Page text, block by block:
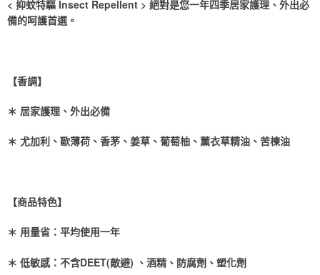
< 抑蚊特驅 Insect Repellent > 絕對是您一年四季居家護理、外出必
備的呵護首選。
【香調】
＊ 居家護理、外出必備
＊ 尤加利、歐薄荷、香茅、姜草、葡萄柚、薰衣草精油、苦楝油
【商品特色】
＊ 用量省：平均使用一年
＊ 低敏感：不含DEET(敵避) 、酒精、防腐劑、塑化劑